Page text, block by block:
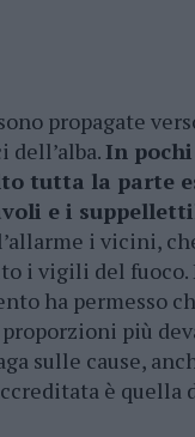
propagate
dell’alba. In
tutta la parte
e i
i vicini,
i vigili del fuoco.
ha permesso
più
sulle cause,
è quella